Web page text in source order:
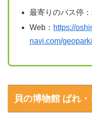
最寄りのバス停
Web： https://
navi.com/
貝の博物館 ぱれ